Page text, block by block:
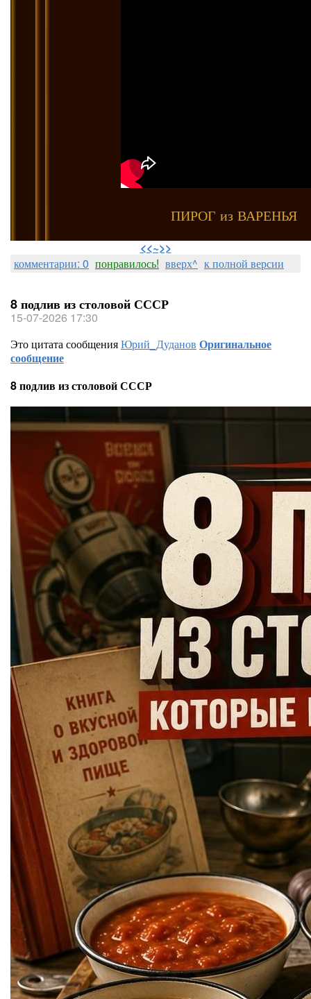
ПИРОГ из ВАРЕНЬЯ
<<~>>
комментарии: 0 понравилось! вверх^ к полной версии
8 подлив из столовой СССР
15-07-2026 17:30
Это цитата сообщенияЮрий_Дуданов Оригинальное
сообщение
8 подлив из столовой СССР